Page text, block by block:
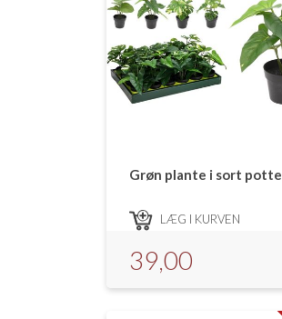
Grøn plante i sort potte
LÆG I KURVEN
39,00